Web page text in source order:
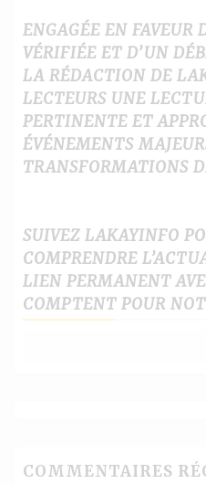
ENGAGÉE EN
VÉRIFIÉE ET D’UN
LA RÉDACTION DE
LECTEURS UNE
PERTINENTE ET
ÉVÉNEMENTS
TRANSFORMATIONS
SUIVEZ LAKAYINFO
COMPRENDRE
LIEN PERMANENT
COMPTENT POUR
COMMENTAIRES